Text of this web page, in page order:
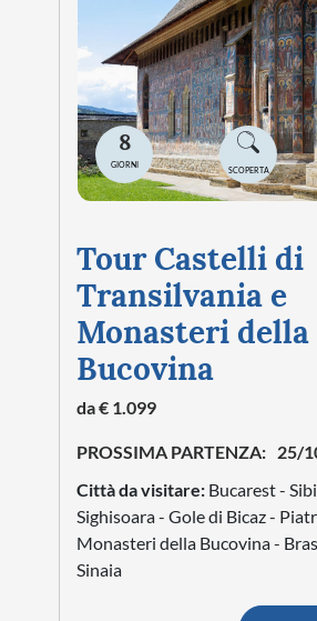
8
GIORNI
SCOPERTA
Tour Castelli di
Transilvania e
Monasteri della
Bucovina
da € 1.099
PROSSIMA PARTENZA: 25/
Città da visitare: Bucarest -
Sighisoara - Gole di Bicaz -
Monasteri della Bucovina -
Sinaia